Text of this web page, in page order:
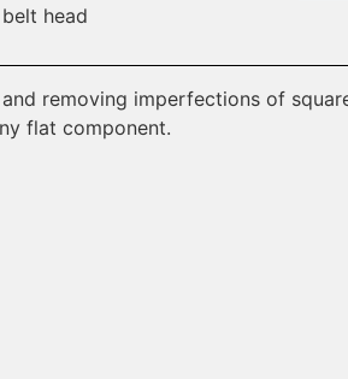
head
and removing imperfections of
flat component.